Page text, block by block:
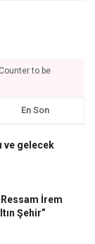
to be
En Son
ve gelecek
Ressam İrem
Şehir”